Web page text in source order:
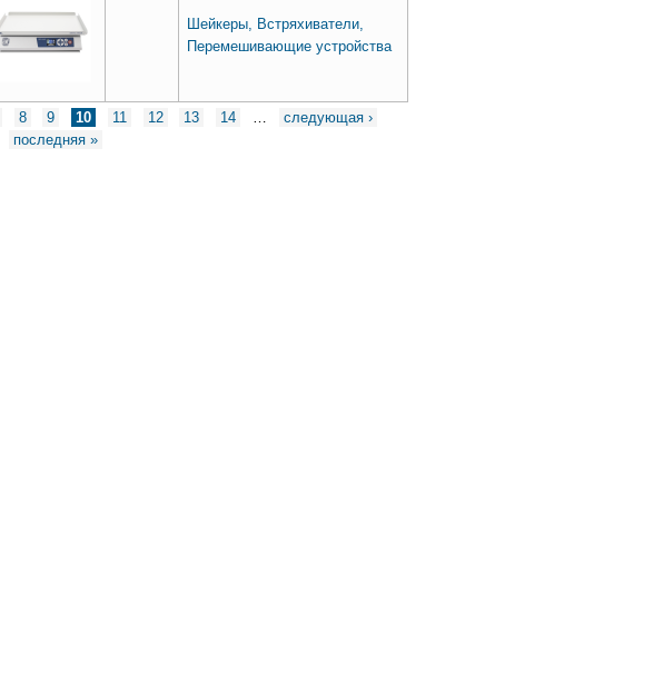
Шейкеры, Встряхиватели,
Перемешивающие устройства
8 9 10 11 12 13 14 …
следующая ›
последняя »